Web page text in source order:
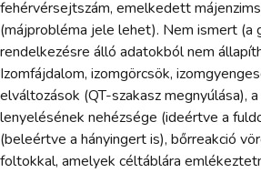
fehérvérsejtszám, emelkedett
(májprobléma jele lehet). Nem ismert (a
rendelkezésre álló adatokból nem
Izomfájdalom, izomgörcsök,
elváltozások (QT-szakasz megnyúlása),
lenyelésének nehézsége (ideértve a
(beleértve a hányingert is), bőrreakció
foltokkal, amelyek céltáblára